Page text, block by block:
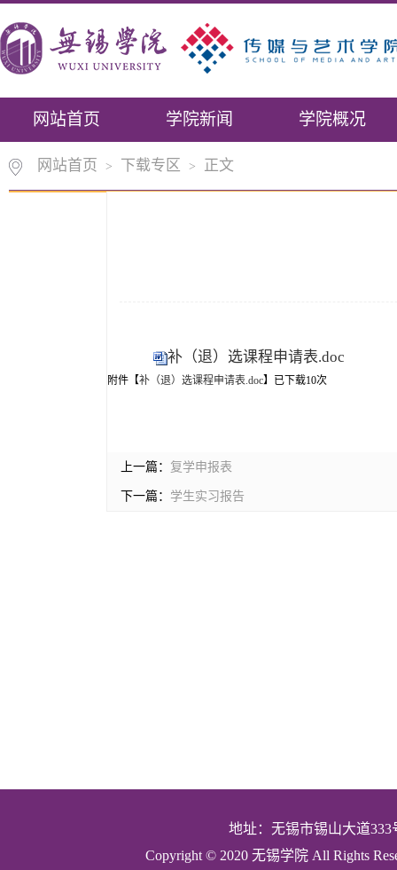
网站首页 学院新闻 学院概况
网站首页 > 下载专区 > 正文
补（退）选课程申请表.doc
附件【补（退）选课程申请表.doc】已下载10次
上一篇： 复学申报表
下一篇： 学生实习报告
地址：无锡市锡山大道
Copyright © 2020 无锡学院 All Rights